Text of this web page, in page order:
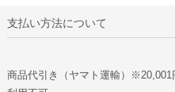
支払い方法について
商品代引き（ヤマト運輸）※20,001